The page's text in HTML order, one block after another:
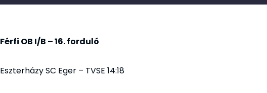
Férfi OB I/B – 16. forduló
Eszterházy SC Eger – TVSE 14:18